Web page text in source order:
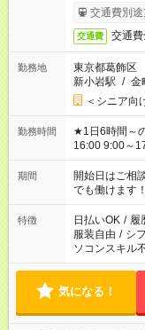
完了次第のお
交通費別途
交通費 交通
勤務地
東京都葛飾区
新小岩駅 / 金
＜シニア向
勤務時間
★1日6時間～の時短シフトOK
16:00 9:00～
場合、他のお
ん ※法令に基
となります ※
短時間・短期
期間
開始日はご
でも働けます！
特徴 日払いOK / 履
服装自由 / シ
ソコンスキル
気になる！